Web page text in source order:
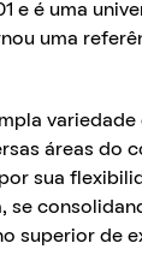
e é uma
uma
variedade
áreas do
por sua
se
superior de